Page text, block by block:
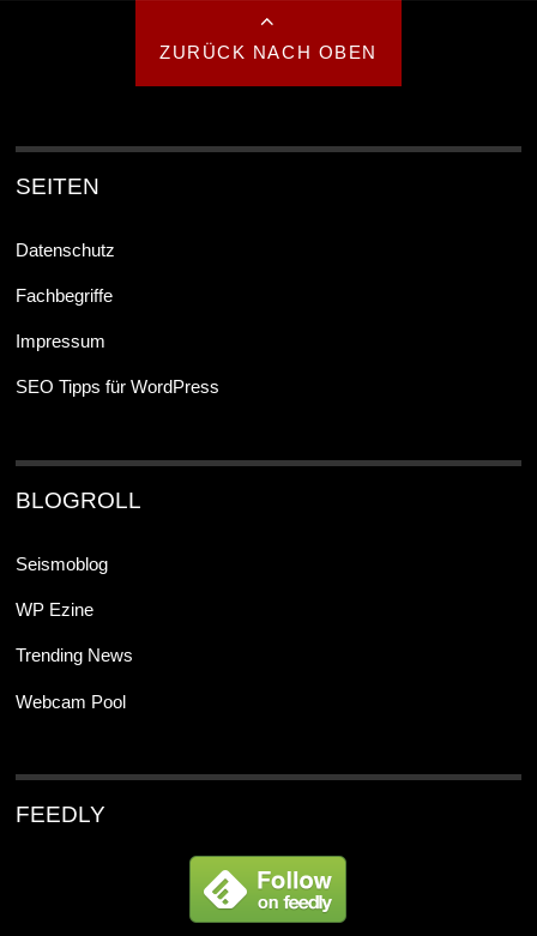
ZURÜCK NACH OBEN
SEITEN
Datenschutz
Fachbegriffe
Impressum
SEO Tipps für WordPress
BLOGROLL
Seismoblog
WP Ezine
Trending News
Webcam Pool
FEEDLY